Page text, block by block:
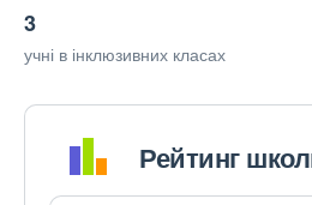
3
учні в інклюзивних класах
Рейтинг